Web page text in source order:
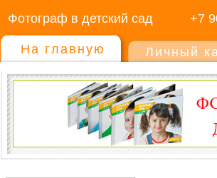
Фотограф в детский сад +7
На главную Личный